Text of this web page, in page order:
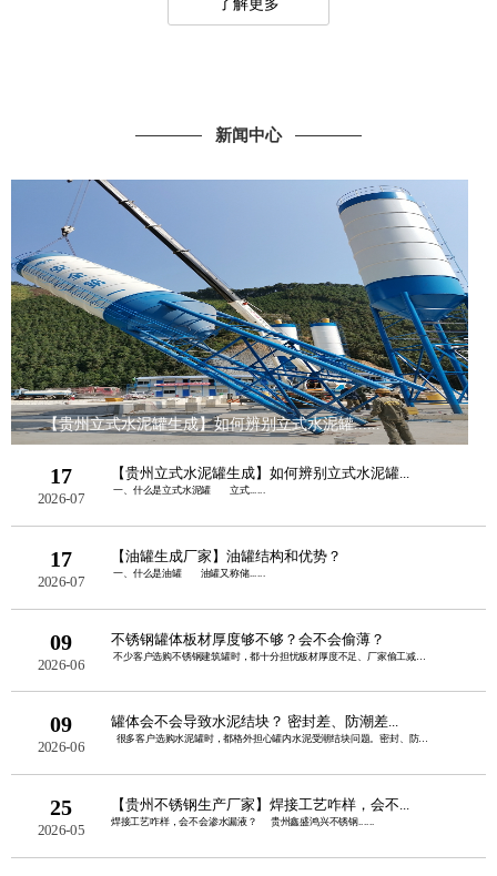
新闻中心
【贵州立式水泥罐生成】如何辨别立式水泥罐......
17
2026-07
【贵州立式水泥罐生成】如何辨别立式水泥罐...
一、什么是立式水泥罐 立式......
17
2026-07
【油罐生成厂家】油罐结构和优势？
一、什么是油罐 油罐又称储......
09
2026-06
不锈钢罐体板材厚度够不够？会不会偷薄？
不少客户选购不锈钢建筑罐时，都十分担忧板材厚度不足、厂家偷工减料。板......
09
2026-06
罐体会不会导致水泥结块？ 密封差、防潮差...
很多客户选购水泥罐时，都格外担心罐内水泥受潮结块问题。密封、防潮性......
25
2026-05
【贵州不锈钢生产厂家】焊接工艺咋样，会不...
焊接工艺咋样，会不会渗水漏液？ 贵州鑫盛鸿兴不锈钢......